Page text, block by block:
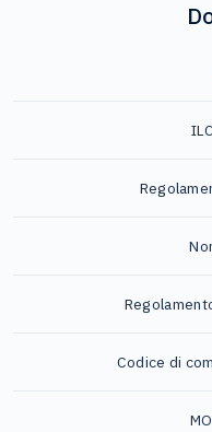
Codice di